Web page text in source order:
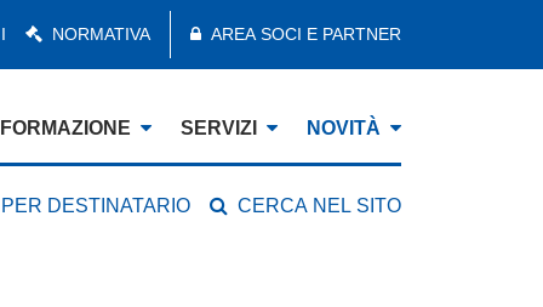
NORMATIVA AREA SOCI E PARTNER
FORMAZIONE SERVIZI NOVITÀ
DESTINATARIO CERCA NEL SITO